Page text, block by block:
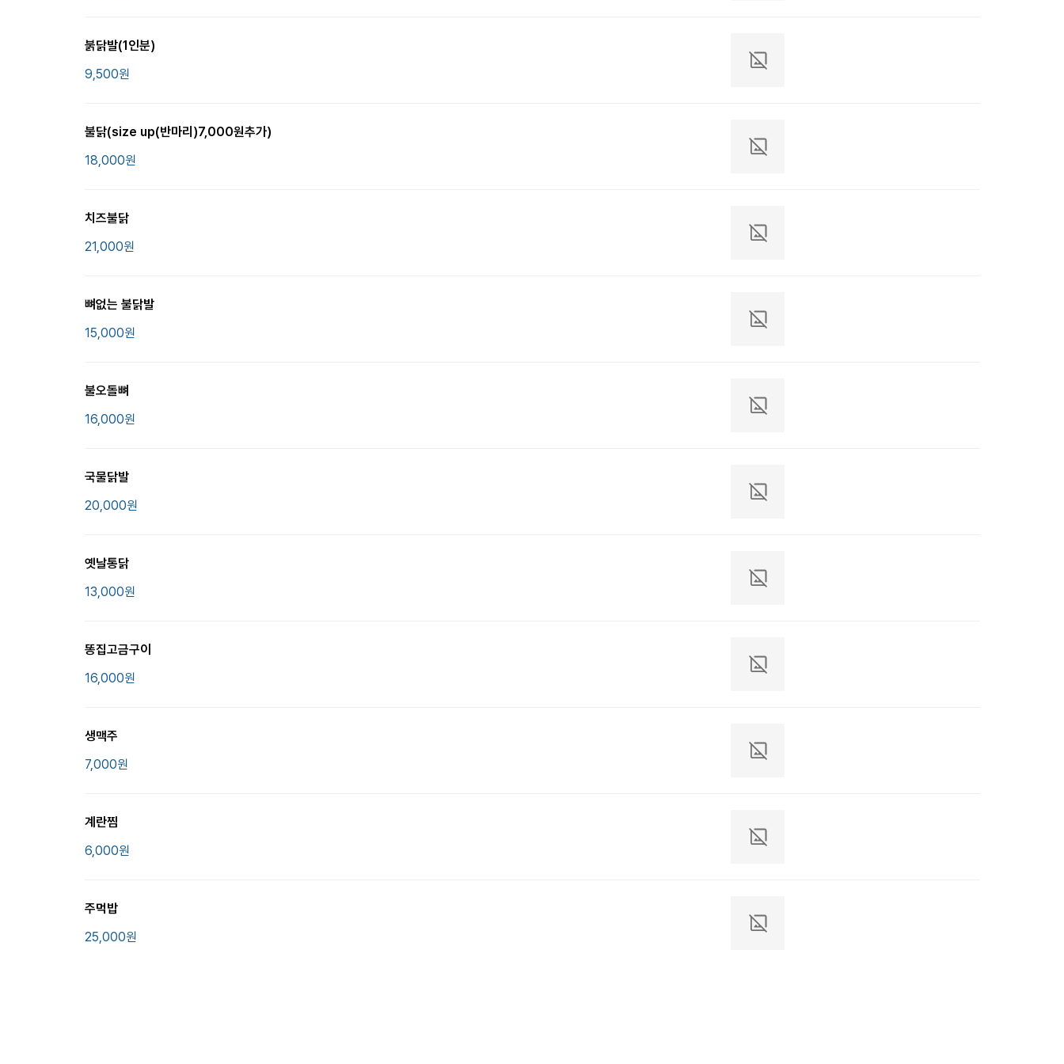
붉닭발(1인분)
9,500원
불닭(size up(반마리)7,000원추가)
18,000원
치즈불닭
21,000원
뼈없는 불닭발
15,000원
불오돌뼈
16,000원
국물닭발
20,000원
옛날통닭
13,000원
똥집고금구이
16,000원
생맥주
7,000원
계란찜
6,000원
주먹밥
25,000원